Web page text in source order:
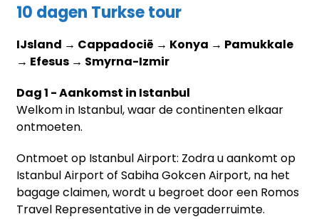
10 dagen Turkse tour
IJsland → Cappadocië → Konya → Pamukkale
→ Efesus → Smyrna-Izmir
Dag 1 - Aankomst in Istanbul
Welkom in Istanbul, waar de continenten elkaar
ontmoeten.
Ontmoet op Istanbul Airport: Zodra u aankomt op
Istanbul Airport of Sabiha Gokcen Airport, na het
bagage claimen, wordt u begroet door een Romos
Travel Representative in de vergaderruimte.